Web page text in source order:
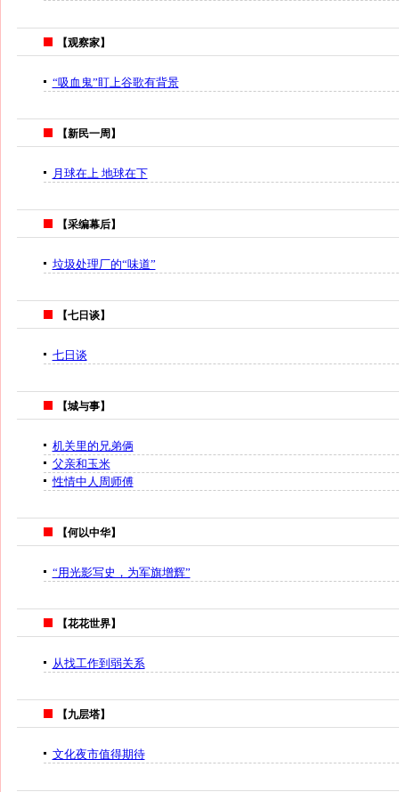
【观察家】
“吸血鬼”盯上谷歌有背景
【新民一周】
月球在上 地球在下
【采编幕后】
垃圾处理厂的“味道”
【七日谈】
七日谈
【城与事】
机关里的兄弟俩
父亲和玉米
性情中人周师傅
【何以中华】
“用光影写史，为军旗增辉”
【花花世界】
从找工作到弱关系
【九层塔】
文化夜市值得期待